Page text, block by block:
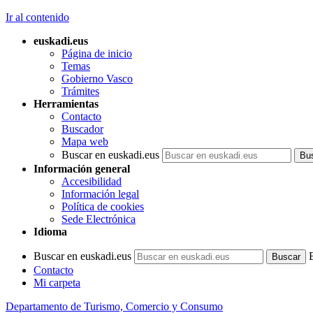
Ir al contenido
euskadi.eus
Página de inicio
Temas
Gobierno Vasco
Trámites
Herramientas
Contacto
Buscador
Mapa web
Buscar en euskadi.eus
Información general
Accesibilidad
Información legal
Política de cookies
Sede Electrónica
Idioma
Buscar en euskadi.eus
Contacto
Mi carpeta
Departamento de Turismo, Comercio y Consumo